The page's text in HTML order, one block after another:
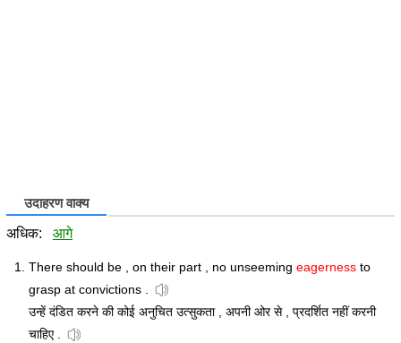
उदाहरण वाक्य
अधिक: आगे
There should be , on their part , no unseeming eagerness to
grasp at convictions .
उन्हें दंडित करने की कोई अनुचित उत्सुकता , अपनी ओर से , प्रदर्शित नहीं करनी
चाहिए .